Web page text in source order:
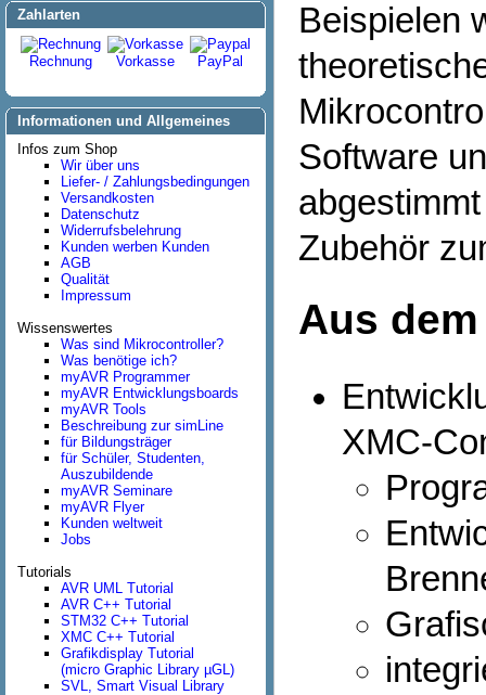
Zahlarten
Rechnung Vorkasse PayPal
Informationen und Allgemeines
Infos zum Shop
Wir über uns
Liefer- / Zahlungsbedingungen
Versandkosten
Datenschutz
Widerrufsbelehrung
Kunden werben Kunden
AGB
Qualität
Impressum
Wissenswertes
Was sind Mikrocontroller?
Was benötige ich?
myAVR Programmer
myAVR Entwicklungsboards
myAVR Tools
Beschreibung zur simLine
für Bildungsträger
für Schüler, Studenten,
Auszubildende
myAVR Seminare
myAVR Flyer
Kunden weltweit
Jobs
Tutorials
AVR UML Tutorial
AVR C++ Tutorial
STM32 C++ Tutorial
XMC C++ Tutorial
Grafikdisplay Tutorial
(micro Graphic Library µGL)
SVL, Smart Visual Library
Beispielen
Software
Zubehör
Aus
XMC-